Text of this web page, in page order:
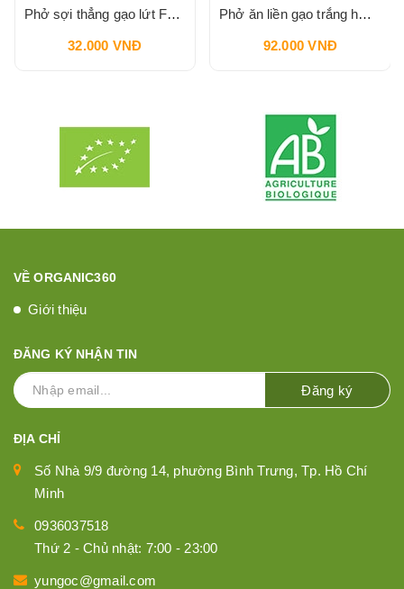
Phở sợi thẳng gạo lứt FUMA 400g
32.000 VNĐ
Phở ăn liền gạo trắng hữu cơ Hasa Bio 400g
92.000 VNĐ
VỀ ORGANIC360
Giới thiệu
ĐĂNG KÝ NHẬN TIN
Đăng ký
ĐỊA CHỈ
Số Nhà 9/9 đường 14, phường Bình Trưng, Tp. Hồ Chí
Minh
0936037518
Thứ 2 - Chủ nhật: 7:00 - 23:00
yungoc@gmail.com